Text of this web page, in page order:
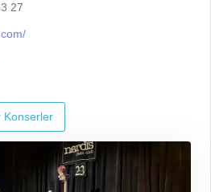
27
Konserler